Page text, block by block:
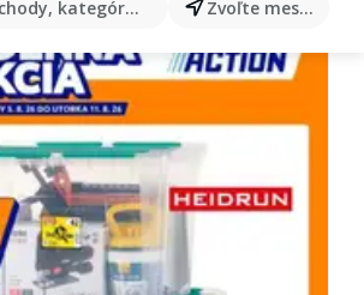
kategórie, produkty... Zvoľte mesto